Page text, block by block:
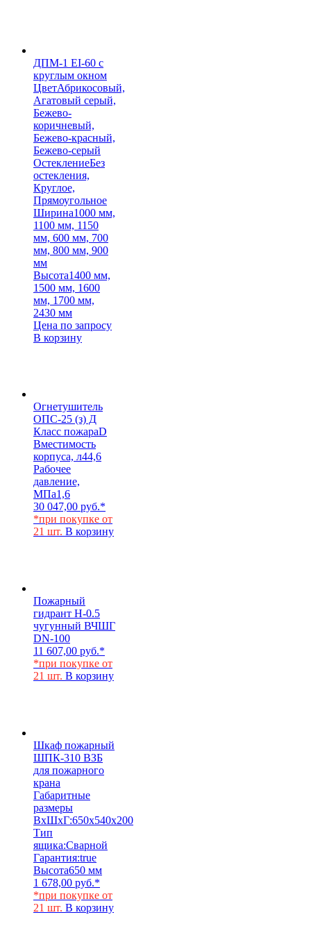
ДПМ-1 EI-60 с
круглым окном
ЦветАбрикосовый,
Агатовый серый,
Бежево-
коричневый,
Бежево-красный,
Бежево-серый
ОстеклениеБез
остекления,
Круглое,
Прямоугольное
Ширина1000 мм,
1100 мм, 1150
мм, 600 мм, 700
мм, 800 мм, 900
мм
Высота1400 мм,
1500 мм, 1600
мм, 1700 мм,
2430 мм
Цена по запросу
В корзину
Огнетушитель
ОПС-25 (з) Д
Класс пожараD
Вместимость
корпуса, л44,6
Рабочее
давление,
МПа1,6
30 047,00 руб.*
*при покупке от
21 шт. В корзину
Пожарный
гидрант Н-0.5
чугунный ВЧШГ
DN-100
11 607,00 руб.*
*при покупке от
21 шт. В корзину
Шкаф пожарный
ШПК-310 ВЗБ
для пожарного
крана
Габаритные
размеры
ВхШхГ:650х540х200
Тип
ящика:Сварной
Гарантия:true
Высота650 мм
1 678,00 руб.*
*при покупке от
21 шт. В корзину